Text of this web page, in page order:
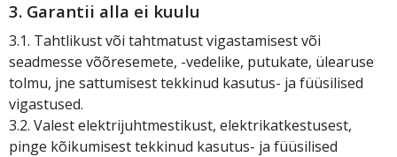
3. Garantii alla ei kuulu
3.1. Tahtlikust või tahtmatust vigastamisest või
seadmesse võõresemete, -vedelike, putukate, ülearuse
tolmu, jne sattumisest tekkinud kasutus- ja füüsilised
vigastused.
3.2. Valest elektrijuhtmestikust, elektrikatkestusest,
pinge kõikumisest tekkinud kasutus- ja füüsilised